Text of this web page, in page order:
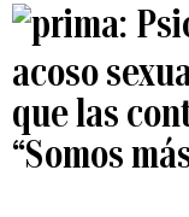
acoso
que las
“Somos